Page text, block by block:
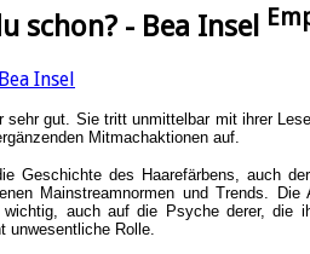
schon? - Bea Insel
gut. Sie tritt unmittelbar mit ihrer
Mitmachaktionen auf.
Geschichte des Haarefärbens, auch
Mainstreamnormen und Trends.
auch auf die Psyche derer, die
unwesentliche Rolle.